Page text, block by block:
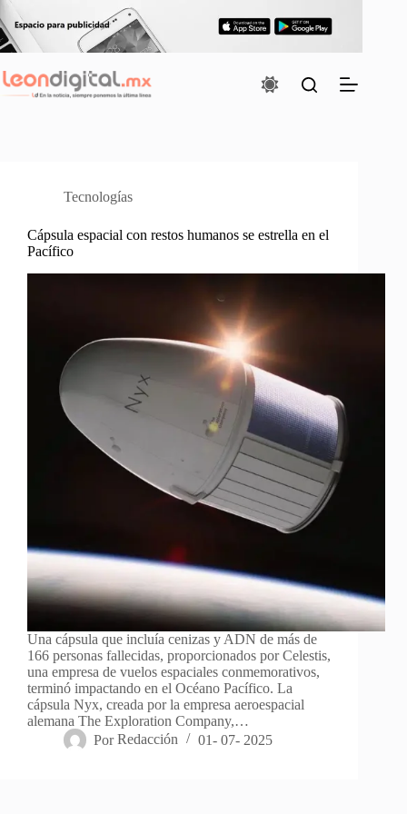
al
contenido
Tecnologías
Cápsula espacial con restos humanos se estrella en el
Pacífico
Una cápsula que incluía cenizas y ADN de más de
166 personas fallecidas, proporcionados por Celestis,
una empresa de vuelos espaciales conmemorativos,
terminó impactando en el Océano Pacífico. La
cápsula Nyx, creada por la empresa aeroespacial
alemana The Exploration Company,…
Por Redacción 01- 07- 2025